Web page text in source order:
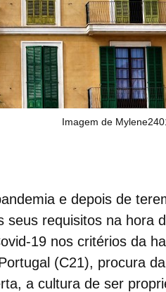
Imagem de
e depois de
seus requisitos na hora
19 nos critérios da
(C21), procura
a cultura de ser